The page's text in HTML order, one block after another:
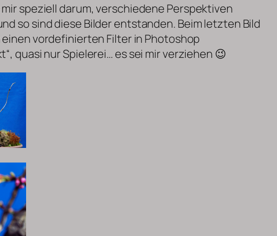
speziell darum, verschiedene Perspektiven
so sind diese Bilder entstanden. Beim letzten Bild
vordefinierten Filter in Photoshop
quasi nur Spielerei… es sei mir verziehen 😉